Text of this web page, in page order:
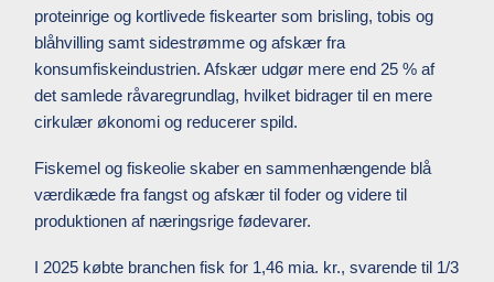
proteinrige og kortlivede fiskearter som brisling, tobis og
blåhvilling samt sidestrømme og afskær fra
konsumfiskeindustrien. Afskær udgør mere end 25 % af
det samlede råvaregrundlag, hvilket bidrager til en mere
cirkulær økonomi og reducerer spild.
Fiskemel og fiskeolie skaber en sammenhængende blå
værdikæde fra fangst og afskær til foder og videre til
produktionen af næringsrige fødevarer.
I 2025 købte branchen fisk for 1,46 mia. kr., svarende til 1/3